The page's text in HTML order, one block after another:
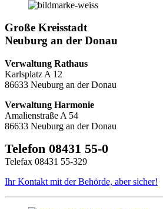
Große Kreisstadt
Neuburg an der Donau
Verwaltung Rathaus
Karlsplatz A 12
86633 Neuburg an der Donau
Verwaltung Harmonie
Amalienstraße A 54
86633 Neuburg an der Donau
Telefon 08431 55-0
Telefax 08431 55-329
Ihr Kontakt mit der Behörde, aber sicher!